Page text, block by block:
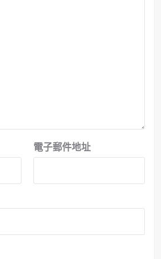
電子郵件地址